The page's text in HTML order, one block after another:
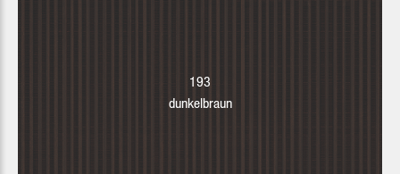
193
dunkelbraun